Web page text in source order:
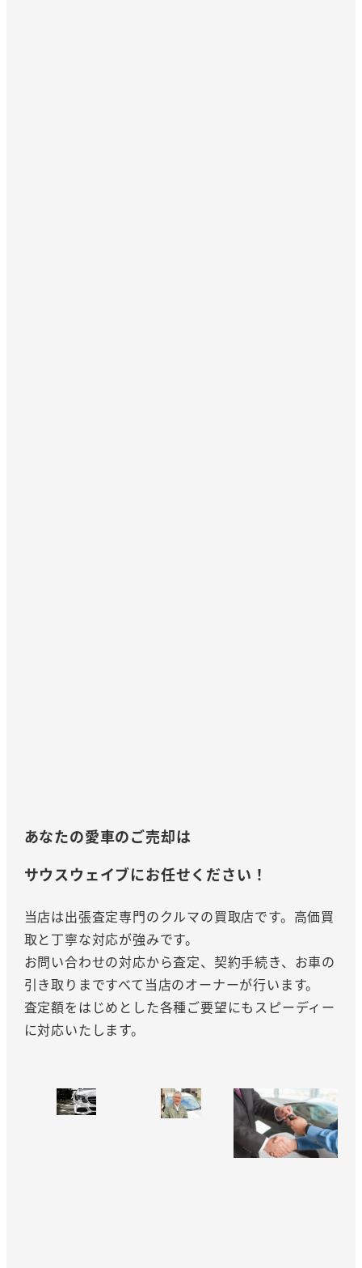
あなたの愛車のご売却は
サウスウェイブにお任せください！
当店は出張査定専門のクルマの買取店です。高価買
取と丁寧な対応が強みです。
お問い合わせの対応から査定、契約手続き、お車の
引き取りまですべて当店のオーナーが行います。
査定額をはじめとした各種ご要望にもスピーディー
に対応いたします。